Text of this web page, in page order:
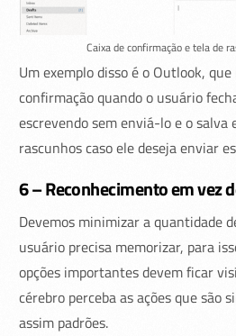
Caixa de confirmação e tela de
Um exemplo disso é o Outlook,
confirmação quando o usuário
escrevendo sem enviá-lo e o salva
rascunhos caso ele deseja enviar
6 – Reconhecimento em vez
Devemos minimizar a quantidade
usuário precisa memorizar, para
opções importantes devem ficar
cérebro perceba as ações que são
assim padrões.